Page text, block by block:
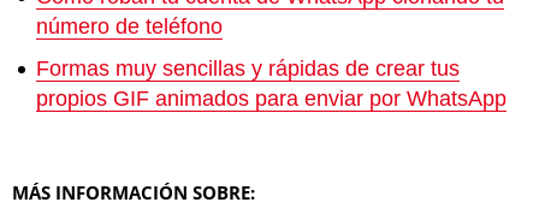
número de teléfono
Formas muy sencillas y rápidas de crear tus
propios GIF animados para enviar por WhatsApp
MÁS INFORMACIÓN SOBRE: